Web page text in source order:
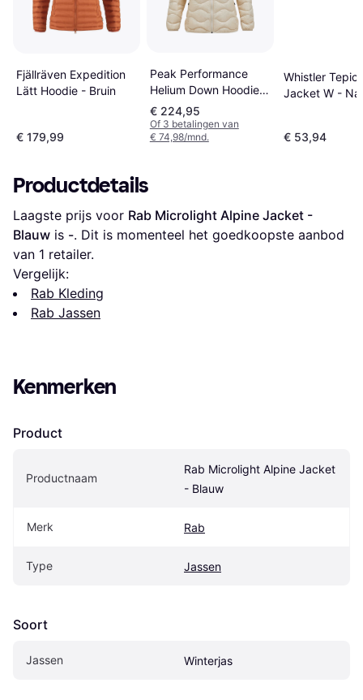
Fjällräven Expedition
Lätt Hoodie - Bruin
€ 179,99
Peak Performance
Helium Down Hoodie
Jas - Beige
€ 224,95
Of 3 betalingen van
€ 74,98/mnd.
Whistler Tepic
Jacket W -
€ 53,94
Productdetails
Laagste prijs voor Rab Microlight Alpine Jacket -
Blauw is -. Dit is momenteel het goedkoopste aanbod
van 1 retailer.
Vergelijk:
Rab Kleding
Rab Jassen
Kenmerken
Product
Productnaam
Rab Microlight Alpine Jacket
- Blauw
Merk Rab
Type Jassen
Soort
Jassen Winterjas